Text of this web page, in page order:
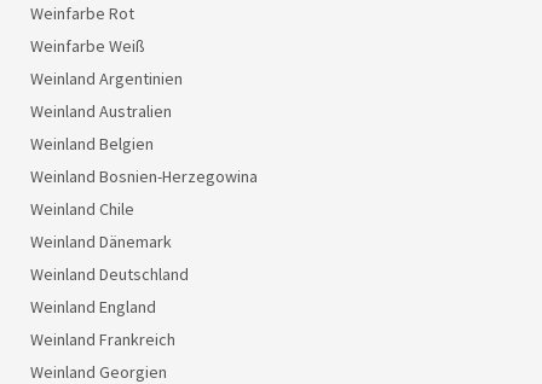
Weinfarbe Rot
Weinfarbe Weiß
Weinland Argentinien
Weinland Australien
Weinland Belgien
Weinland Bosnien-Herzegowina
Weinland Chile
Weinland Dänemark
Weinland Deutschland
Weinland England
Weinland Frankreich
Weinland Georgien